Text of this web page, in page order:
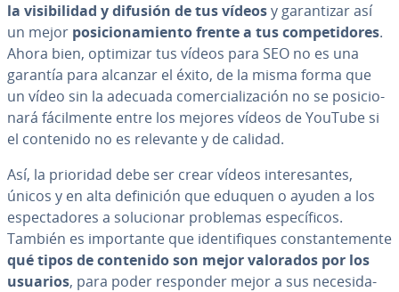
la vi­si­bi­li­dad y difusión de tus vídeosy ga­ra­n­ti­zar así
un mejor po­si­cio­na­mie­n­to frente a tus co­m­pe­ti­do­res.
Ahora bien, optimizar tus vídeos para SEO no es una
garantía para alcanzar el éxito, de la misma forma que
un vídeo sin la adecuada co­me­r­cia­li­za­ción no se po­si­cio­
na­rá fá­ci­l­me­n­te entre los mejores vídeos de YouTube si
el contenido no es relevante y de calidad.
Así, la prioridad debe ser crear vídeos in­te­re­sa­n­tes,
únicos y en alta de­fi­ni­ción que eduquen o ayuden a los
es­pe­c­ta­do­res a so­lu­cio­nar problemas es­pe­cí­fi­cos.
También es im­po­r­ta­n­te que ide­n­ti­fi­ques co­n­s­ta­n­te­me­n­te
qué tipos de contenido son mejor valorados por los
usuarios, para poder responder mejor a sus ne­ce­si­da­